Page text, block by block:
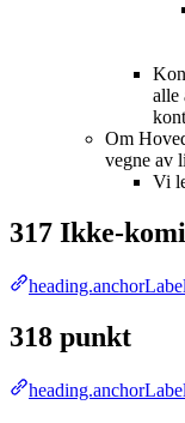
alle
Om
vegne av
Vi
317 Ikke-
heading.anchorLabel
318 punkt
heading.anchorLabel